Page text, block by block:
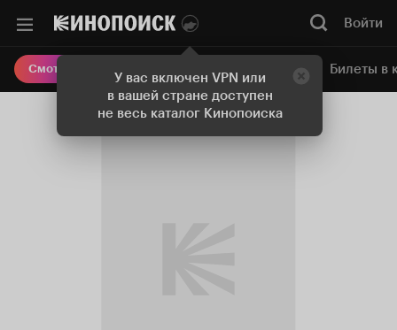
У вас включен VPN или
в вашей стране доступен
не весь каталог Кинопоиска
Войти
Смотреть кино Онлайн-кинотеатр Билеты в